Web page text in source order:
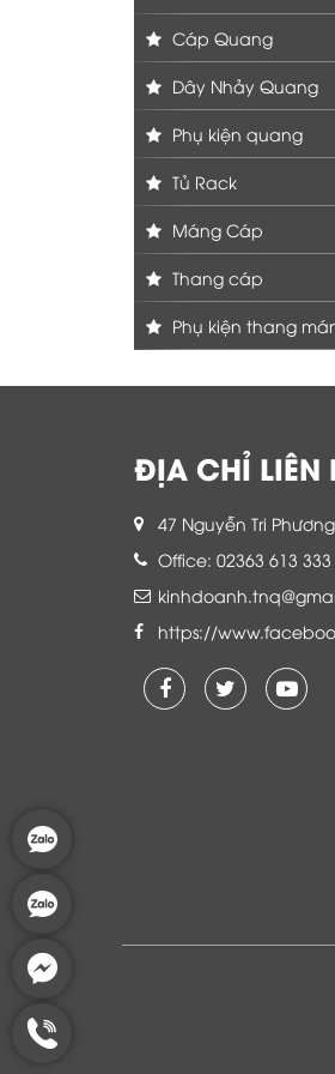
Cáp Quang
Dây Nhảy Quang
Phụ kiện quang
Tủ Rack
Máng Cáp
Thang cáp
Phụ kiện thang
ĐỊA CHỈ LIÊN
47 Nguyễn Tri
Office: 02363 613 333
https://
tâm và tin tưởng đội ngũ kỹ thuật,
sóc khách hàng luôn hỗ trợ khách